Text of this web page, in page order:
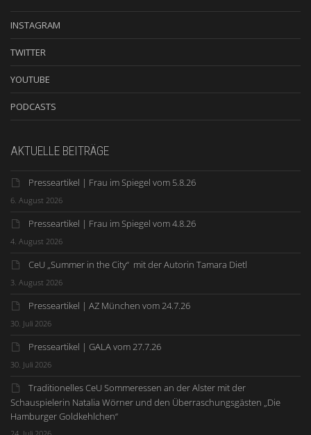
INSTAGRAM
TWITTER
YOUTUBE
PODCASTS
AKTUELLE BEITRÄGE
Presseartikel | Frau im Spiegel vom 5.8.26
6. August 2026
Presseartikel | Frau im Spiegel vom 4.8.26
4. August 2026
CeU „Summer in the City“ mit der Autorin Tamara Dietl
3. August 2026
Presseartikel | AZ München vom 24.7.26
30. Juli 2026
Presseartikel | GALA vom 27.7.26
30. Juli 2026
Traditionelles CeU Sommeressen an der Alster mit der
Schauspielerin Natalia Wörner und den Überraschungsgästen „Die
Hamburger Goldkehlchen“